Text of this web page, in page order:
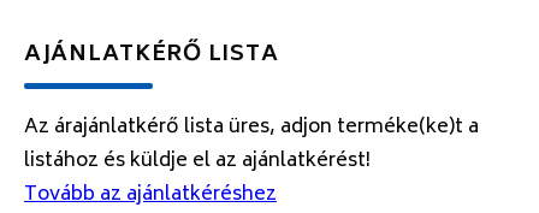
AJÁNLATKÉRŐ LISTA
Az árajánlatkérő lista üres, adjon terméke(ke)t a
listához és küldje el az ajánlatkérést!
Tovább az ajánlatkéréshez